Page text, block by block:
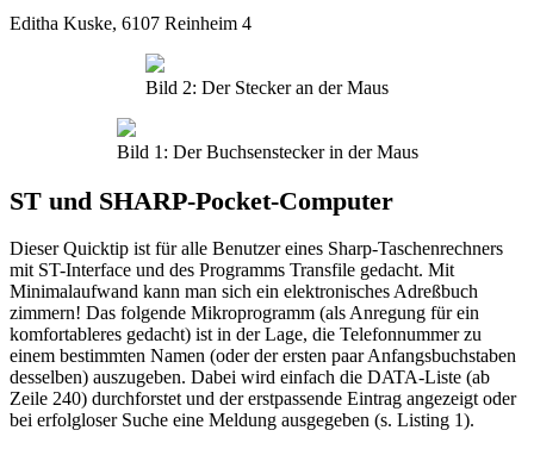
Editha Kuske, 6107 Reinheim 4
Bild 2: Der Stecker an der Maus
Bild 1: Der Buchsenstecker in der Maus
ST und SHARP-Pocket-Computer
Dieser Quicktip ist für alle Benutzer eines Sharp-Taschenrechners
mit ST-Interface und des Programms Transfile gedacht. Mit
Minimalaufwand kann man sich ein elektronisches Adreßbuch
zimmern! Das folgende Mikroprogramm (als Anregung für ein
komfortableres gedacht) ist in der Lage, die Telefonnummer zu
einem bestimmten Namen (oder der ersten paar Anfangsbuchstaben
desselben) auszugeben. Dabei wird einfach die DATA-Liste (ab
Zeile 240) durchforstet und der erstpassende Eintrag angezeigt oder
bei erfolgloser Suche eine Meldung ausgegeben (s. Listing 1).